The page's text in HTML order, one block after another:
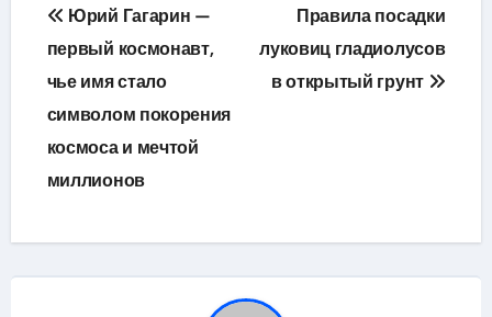
по
записям
Юрий Гагарин —
первый космонавт,
чье имя стало
символом покорения
космоса и мечтой
миллионов
Правила посадки
луковиц гладиолусов
в открытый грунт